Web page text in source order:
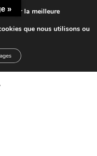
»
offrir la meilleure
que nous utilisons ou